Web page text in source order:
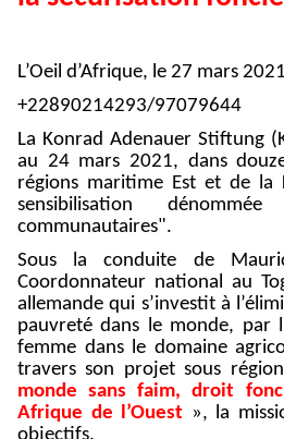
L’Oeil d’Afrique, le 27 mars 2021
+22890214293/97079644
La Konrad Adenauer Stiftung
au 24 mars 2021, dans
régions maritime Est et de la
sensibilisation
communautaires".
Sous la conduite de
Coordonnateur national au
allemande qui s’investit à
pauvreté dans le monde, par
femme dans le domaine
travers son projet sous
monde sans faim, droit
Afrique de l’Ouest », la
objectifs.